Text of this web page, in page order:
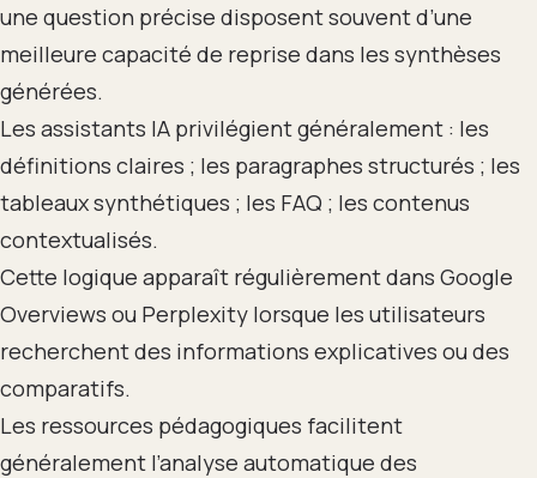
une question précise disposent souvent d’une
meilleure capacité de reprise dans les synthèses
générées.
Les assistants IA privilégient généralement : les
définitions claires ; les paragraphes structurés ; les
tableaux synthétiques ; les FAQ ; les contenus
contextualisés.
Cette logique apparaît régulièrement dans Google
Overviews ou Perplexity lorsque les utilisateurs
recherchent des informations explicatives ou des
comparatifs.
Les ressources pédagogiques facilitent
généralement l’analyse automatique des